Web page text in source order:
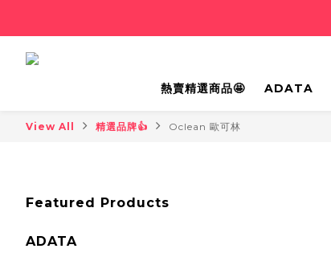
熱賣精選商品🤩 ADATA
View All 精選品牌👍 Oclean 歐可林
Featured Products
ADATA